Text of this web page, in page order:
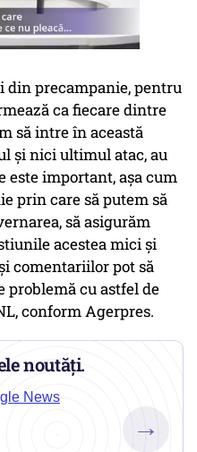
din precampanie, pentru
ca fiecare dintre
să intre în această
şi nici ultimul atac, au
important, aşa cum
prin care să putem să
să asigurăm
acestea mici şi
comentariilor pot să
problemă cu astfel de
conform Agerpres.
noutăți.
News
→